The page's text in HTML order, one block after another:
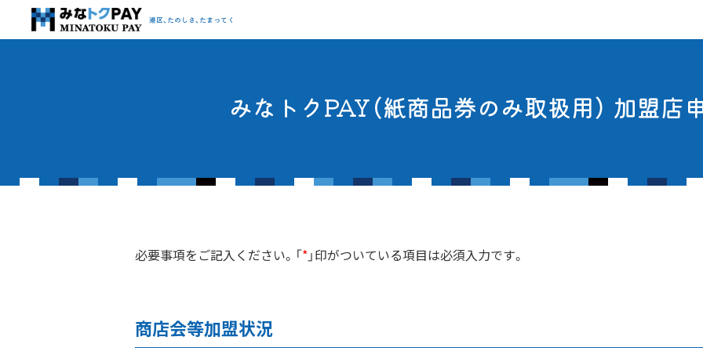
みなトクPAY
港区、たのしさ、たまってく
みなトクPAY（紙商品券のみ取扱用） 加盟店
必要事項をご記入ください。「*」印がついている項目は必須入力です。
商店会等加盟状況